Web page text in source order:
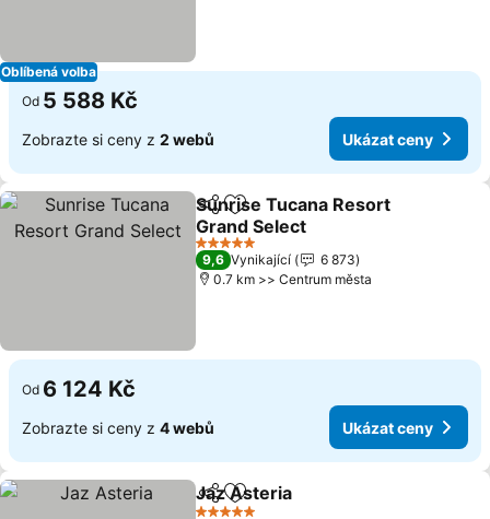
Oblíbená volba
Od 5 588 Kč
Zobrazte si ceny z 2 webů Ukázat ceny
SdíletPřidat na seznam oblíbených
Sunrise Tucana Resort
Grand Select
Ukázat ceny
5 Počet hvězdiček
9,6 Vynikající
6 873
0.7 km >> Centrum města
Od 6 124 Kč
Zobrazte si ceny z 4 webů Ukázat ceny
SdíletPřidat na seznam oblíbených
Jaz Asteria